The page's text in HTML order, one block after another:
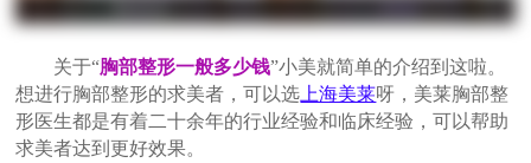
关于“胸部整形一般多少钱”小美就简单的介绍到这啦。
想进行胸部整形的求美者，可以选 上海美莱呀，美莱胸部整
形医生都是有着二十余年的行业经验和临床经验，可以帮助
求美者达到更好效果。